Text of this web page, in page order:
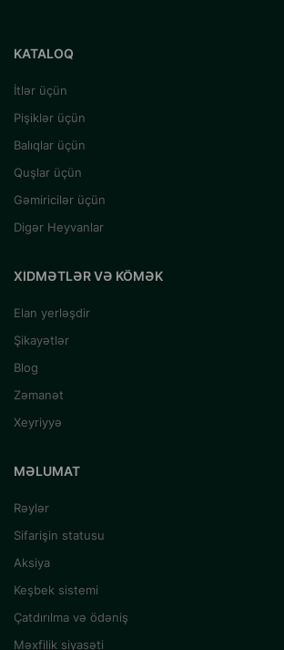
KATALOQ
İtlər üçün
Pişiklər üçün
Balıqlar üçün
Quşlar üçün
Gəmiricilər üçün
Digər Heyvanlar
XIDMƏTLƏR VƏ KÖMƏK
Elan yerləşdir
Şikayətlər
Blog
Zəmanət
Xeyriyyə
MƏLUMAT
Rəylər
Sifarişin statusu
Aksiya
Keşbek sistemi
Çatdırılma və ödəniş
Məxfilik siyasəti